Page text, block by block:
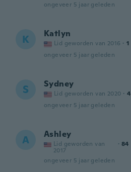
ongeveer 5 jaar geleden
K Katlyn
Lid geworden van 2016 · 1
ongeveer 5 jaar geleden
S Sydney
Lid geworden van 2020 · 4
ongeveer 5 jaar geleden
A Ashley
Lid geworden van
2017
· 84
ongeveer 5 jaar geleden